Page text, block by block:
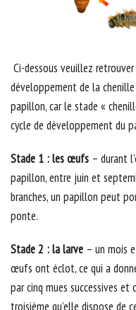
Ci-dessous veuillez
développement de la
papillon, car le stade «
cycle de développement du
Stade 1 : les œufs – durant
papillon, entre juin et
branches, un papillon peut
ponte.
Stade 2 : la larve – un mois
œufs ont éclot, ce qui a
par cinq mues successives et
troisième qu’elle dispose de